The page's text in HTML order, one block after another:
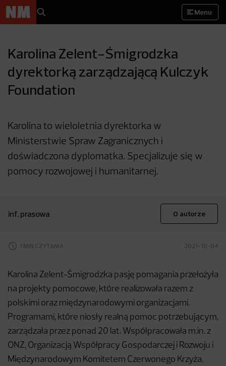
Menu
Karolina Zelent-Śmigrodzka
dyrektorką zarządzającą Kulczyk
Foundation
Karolina to wieloletnia dyrektorka w
Ministerstwie Spraw Zagranicznych i
doświadczona dyplomatka. Specjalizuje się w
pomocy rozwojowej i humanitarnej.
inf. prasowa O autorze
1 MIN CZYTANIA 2021-10-04
Karolina Zelent-Śmigrodzka pasję pomagania przełożyła
na projekty pomocowe, które realizowała razem z
polskimi oraz międzynarodowymi organizacjami.
Programami, które niosły realną pomoc potrzebującym,
zarządzała przez ponad 20 lat. Współpracowała m.in. z
ONZ, Organizacją Współpracy Gospodarczej i Rozwoju i
Międzynarodowym Komitetem Czerwonego Krzyża.